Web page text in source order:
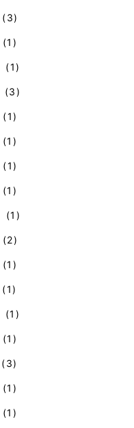
(3)
(1)
(1)
(3)
(1)
(1)
(1)
(1)
(1)
(2)
(1)
(1)
(1)
(1)
(3)
(1)
(1)